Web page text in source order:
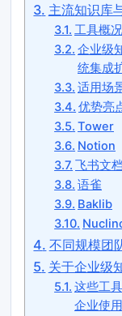
主流知识库
工具概况
企业级
统集成
适用场
优势亮
Tower
Notion
飞书文档
语雀
Baklib
不同规模团
关于企业级
这些工
企业使